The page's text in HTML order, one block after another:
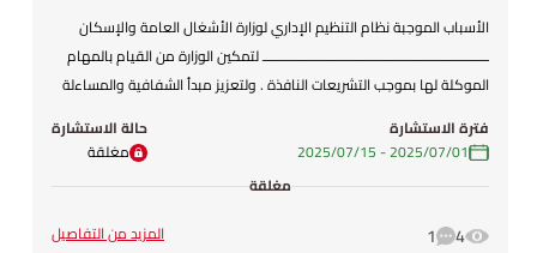
الأسباب الموجبة نظام التنظيم الإداري لوزارة الأشغال العامة والإسكان
ـــــــــــــــــــــــــــــــــــــــــــــــــــــــــــــــ لتمكين الوزارة من القيام بالمهام
الموكلة لها بموجب التشريعات النافذة . ولتعزيز مبدأ الشفافية والمساءلة
الهيكل الجديد مع الخطة الاستراتيجية لوزارة الأشغال العامة والإسكان
للأعوام 2024-2026. ولتحسين مستوى التنسيق الداخلي وتسهيل آليات
اتخاذ القرار. ولتشكيل لجنة التخطيط والتنسيق والمتابعة . ولتحديث نظام
التنظيم الإداري والهيكل التنظيمي بما يتوافق مع متطلبات المرحلة الحالية
فترة الاستشارة
01‏/07‏/2025
-
15‏/07‏/2025
حالة الاستشارة
مغلقة
مغلقة
4
1 المزيد من التفاصيل